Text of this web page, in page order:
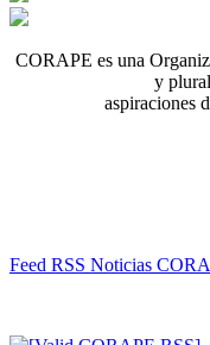
CORAPE es una
y
aspiraciones
Feed RSS Noticias